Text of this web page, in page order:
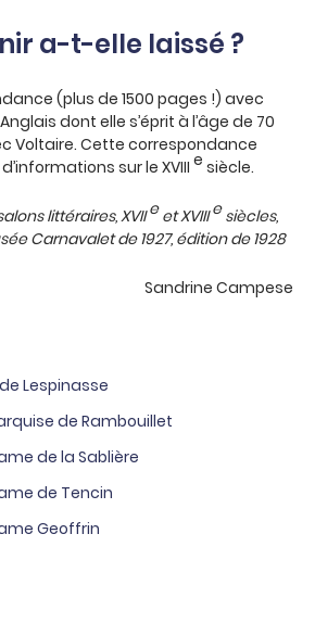
a-t-elle laissé ?
(plus de 1500 pages !) avec
dont elle s’éprit à l’âge de 70
Voltaire. Cette correspondance
sur le XVIII e siècle.
littéraires, XVII eet XVIII esiècles,
Carnavalet de 1927, édition de 1928
Sandrine Campese
Lespinasse
de Rambouillet
de la Sablière
de Tencin
Geoffrin